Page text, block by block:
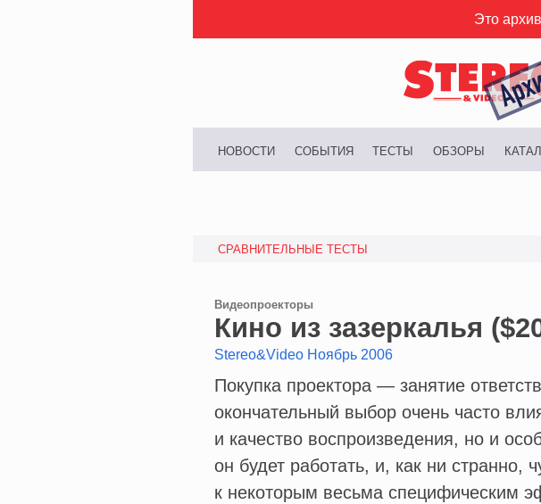
Это
НОВОСТИ СОБЫТИЯ ТЕСТЫ ОБЗОРЫ
СРАВНИТЕЛЬНЫЕ ТЕСТЫ
Видеопроекторы
Кино из зазеркалья
Stereo&Video Ноябрь 2006
Покупка проектора — занятие
окончательный выбор очень часто
и качество воспроизведения, но и
он будет работать, и, как ни странно,
к некоторым весьма специфическим